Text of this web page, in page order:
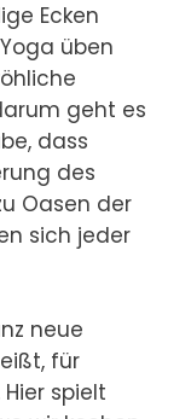
Ecken
üben
geht es
dass
des
Oasen der
sich jeder
neue
für
spielt